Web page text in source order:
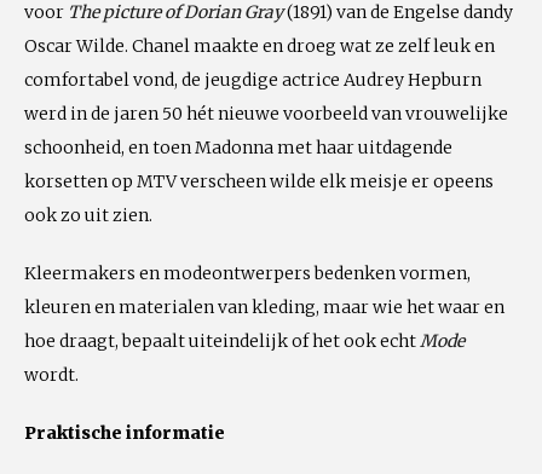
voor The picture of Dorian Gray(1891) van de Engelse dandy
Oscar Wilde. Chanel maakte en droeg wat ze zelf leuk en
comfortabel vond, de jeugdige actrice Audrey Hepburn
werd in de jaren 50 hét nieuwe voorbeeld van vrouwelijke
schoonheid, en toen Madonna met haar uitdagende
korsetten op MTV verscheen wilde elk meisje er opeens
ook zo uit zien.
Kleermakers en modeontwerpers bedenken vormen,
kleuren en materialen van kleding, maar wie het waar en
hoe draagt, bepaalt uiteindelijk of het ook echtMode
wordt.
Praktische informatie